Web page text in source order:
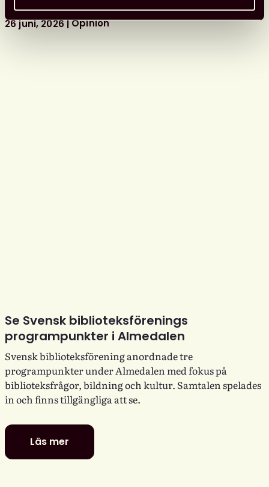
26 juni, 2026 Opinion
Se Svensk biblioteksförenings
programpunkter i Almedalen
Svensk biblioteksförening anordnade tre
programpunkter under Almedalen med fokus på
biblioteksfrågor, bildning och kultur. Samtalen spelades
in och finns tillgängliga att se.
Läs mer
Se
Svensk